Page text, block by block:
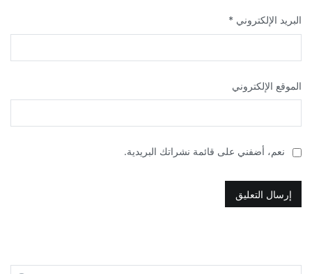
البريد الإلكتروني *
الموقع الإلكتروني
نعم، أضفني على قائمة نشراتك البريدية.